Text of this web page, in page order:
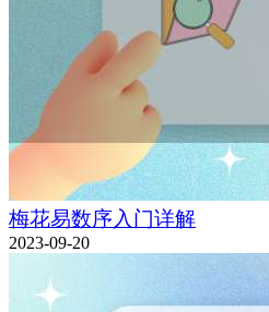
梅花易数序入门详解
2023-09-20